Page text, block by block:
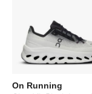
On Running